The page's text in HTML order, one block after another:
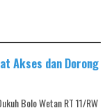
Akses dan Dorong
Bolo Wetan RT 11/RW